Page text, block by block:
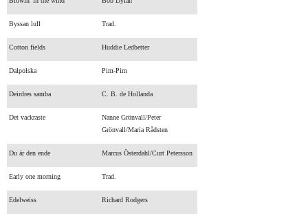
Byssan lull Trad.
Cotton fields Huddie Ledbetter
Dalpolska Pim-Pim
Deirdres samba C. B. de Hollanda
Det vackraste
Nanne Grönvall/Peter
Grönvall/Maria Rådsten
Du är den ende Marcus Österdahl/Curt Petersson
Early one morning Trad.
Edelweiss Richard Rodgers